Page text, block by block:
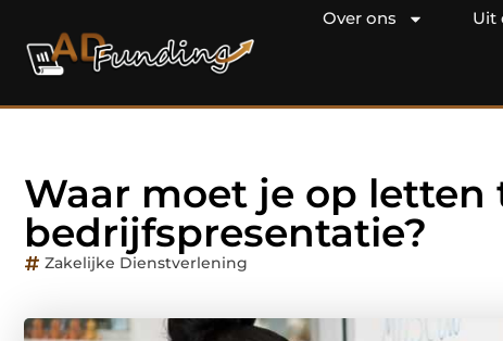
Over ons Uit
Waar moet je op letten
bedrijfspresentatie?
Zakelijke Dienstverlening